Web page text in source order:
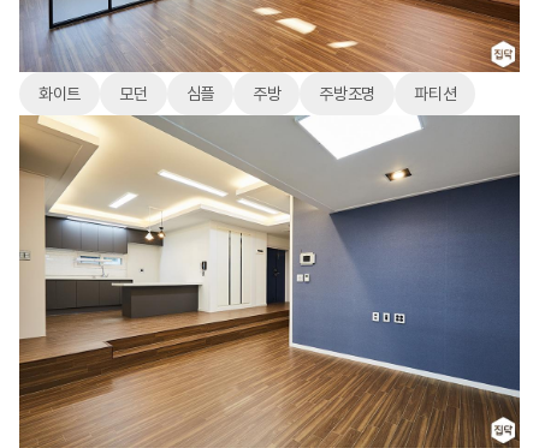
화이트 모던 심플 주방 주방조명 파티션